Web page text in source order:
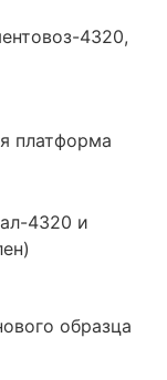
4320,
платформа
4320 и
образца